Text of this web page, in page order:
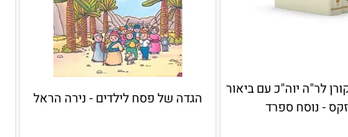
לר"ה יוה"כ עם ביאור
- נוסח ספרד
הגדה של פסח לילדים - נירה הראל